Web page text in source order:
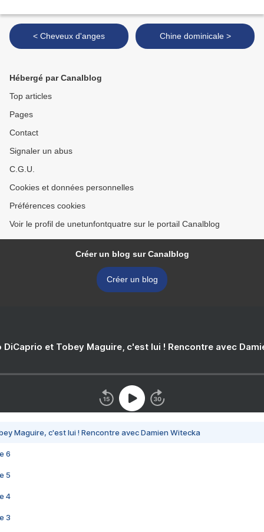
< Cheveux d'anges Chine dominicale >
Hébergé par Canalblog
Top articles
Pages
Contact
Signaler un abus
C.G.U.
Cookies et données personnelles
Préférences cookies
Voir le profil de unetunfontquatre sur le portail Canalblog
Créer un blog sur Canalblog
Créer un blog
DiCaprio et Tobey Maguire, c'est lui ! Rencontre avec
Maguire, c'est lui ! Rencontre avec Damien Witecka
6
5
4
3